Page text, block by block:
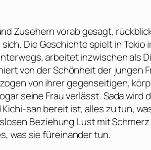
Zusehern vorab gesagt,
Die Geschichte spielt in Tokio
arbeitet inzwischen als
von der Schönheit der jungen
von ihrer gegenseitigen,
seine Frau verlässt. Sada wird
san bereit ist, alles zu tun,
Beziehung Lust mit
was sie füreinander tun.